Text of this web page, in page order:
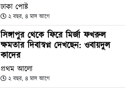
ঢাকা পোষ্ট
২ বছর, ৪ মাস আগে
সিঙ্গাপুর থেকে ফিরে মির্জা ফখরুল
ক্ষমতার দিবাস্বপ্ন দেখছেন: ওবায়দুল
কাদের
প্রথম আলো
২ বছর, ৪ মাস আগে